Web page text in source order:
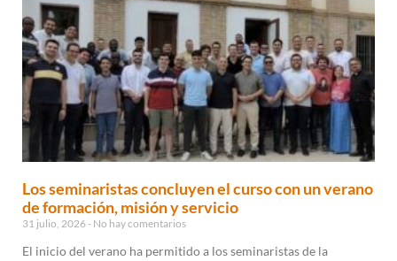
Los seminaristas concluyen el curso con un verano
de formación, misión y servicio
31 julio, 2026 No hay comentarios
El inicio del verano ha permitido a los seminaristas de la